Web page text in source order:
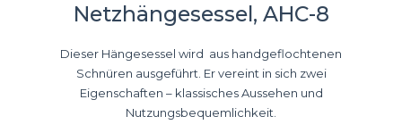
Netzhängesessel, AHC-8
Dieser Hängesessel wird aus handgeflochtenen
Schnüren ausgeführt. Er vereint in sich zwei
Eigenschaften – klassisches Aussehen und
Nutzungsbequemlichkeit.